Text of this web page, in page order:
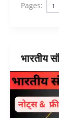
Pages: 1
भारतीय